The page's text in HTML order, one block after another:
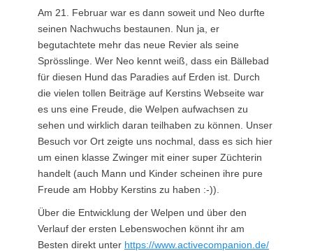
Am 21. Februar war es dann soweit und Neo durfte
seinen Nachwuchs bestaunen. Nun ja, er
begutachtete mehr das neue Revier als seine
Sprösslinge. Wer Neo kennt weiß, dass ein Bällebad
für diesen Hund das Paradies auf Erden ist. Durch
die vielen tollen Beiträge auf Kerstins Webseite war
es uns eine Freude, die Welpen aufwachsen zu
sehen und wirklich daran teilhaben zu können. Unser
Besuch vor Ort zeigte uns nochmal, dass es sich hier
um einen klasse Zwinger mit einer super Züchterin
handelt (auch Mann und Kinder scheinen ihre pure
Freude am Hobby Kerstins zu haben :-)).
Über die Entwicklung der Welpen und über den
Verlauf der ersten Lebenswochen könnt ihr am
Besten direkt unter https://www.activecompanion.de/